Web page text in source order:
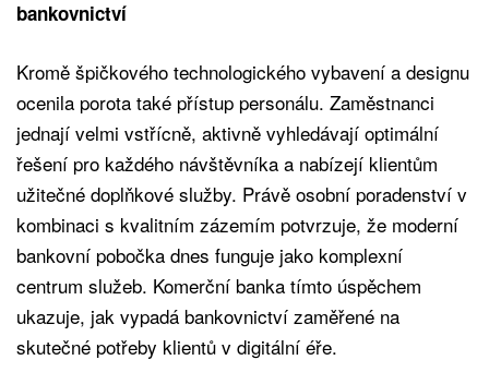
bankovnictví
Kromě špičkového technologického vybavení a designu
ocenila porota také přístup personálu. Zaměstnanci
jednají velmi vstřícně, aktivně vyhledávají optimální
řešení pro každého návštěvníka a nabízejí klientům
užitečné doplňkové služby. Právě osobní poradenství v
kombinaci s kvalitním zázemím potvrzuje, že moderní
bankovní pobočka dnes funguje jako komplexní
centrum služeb. Komerční banka tímto úspěchem
ukazuje, jak vypadá bankovnictví zaměřené na
skutečné potřeby klientů v digitální éře.